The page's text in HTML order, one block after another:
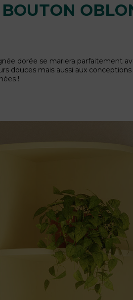
dorée se mariera parfaitement
douces mais aussi aux conceptions
!